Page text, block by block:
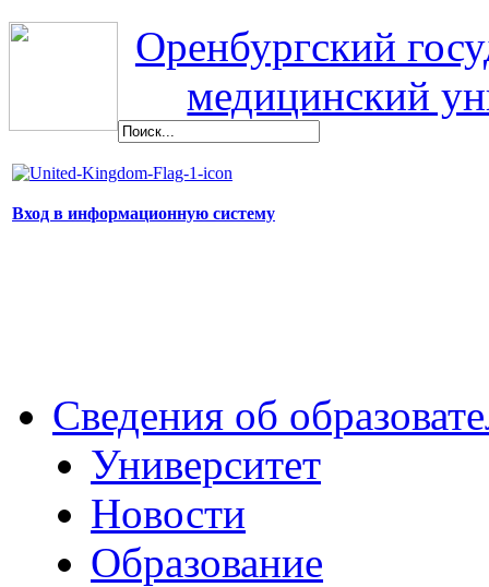
Оренбургский
медицинский
Вход в информационную систему
Сведения об
Университет
Новости
Образование